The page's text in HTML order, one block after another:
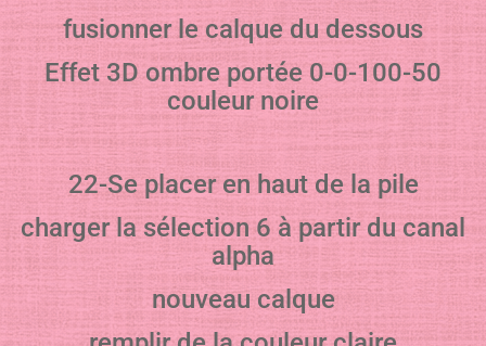
fusionner le calque du dessous
Effet 3D ombre portée 0-0-100-50
couleur noire
22-Se placer en haut de la pile
charger la sélection 6 à partir du canal
alpha
nouveau calque